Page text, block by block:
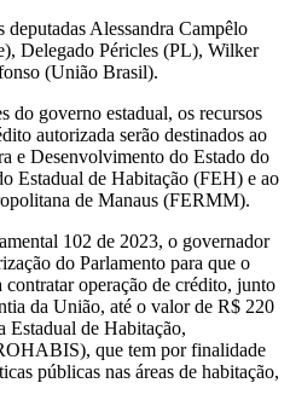
deputadas Alessandra Campêlo
Delegado Péricles (PL), Wilker
(União Brasil).
do governo estadual, os recursos
autorizada serão destinados ao
e Desenvolvimento do Estado do
Estadual de Habitação (FEH) e ao
de Manaus (FERMM).
102 de 2023, o governador
do Parlamento para que o
operação de crédito, junto
da União, até o valor de R$ 220
Estadual de Habitação,
que tem por finalidade
públicas nas áreas de habitação,